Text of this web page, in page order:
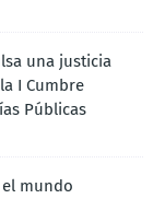
una justicia
I Cumbre
Públicas
mundo